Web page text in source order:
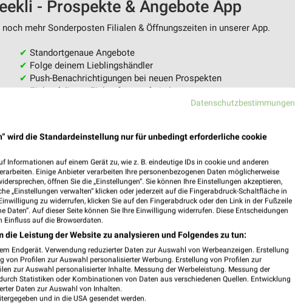
- Prospekte & Angebote App
noch mehr Sonderposten Filialen & Öffnungszeiten in unserer App.
✔ Standortgenaue Angebote
✔ Folge deinem Lieblingshändler
✔ Push-Benachrichtigungen bei neuen Prospekten
✔Einkaufsliste - Einkauf stressfrei planen
Datenschutzbestimmungen
wird die Standardeinstellung nur für unbedingt erforderliche cookie
Informationen auf einem Gerät zu, wie z. B. eindeutige IDs in cookie und anderen
Einige Anbieter verarbeiten Ihre personenbezogenen Daten möglicherweise
öffnen Sie die „Einstellungen“. Sie können Ihre Einstellungen akzeptieren,
„Einstellungen verwalten“ klicken oder jederzeit auf die Fingerabdruck-Schaltfläche in
zu widerrufen, klicken Sie auf den Fingerabdruck oder den Link in der Fußzeile
Daten“. Auf dieser Seite können Sie Ihre Einwilligung widerrufen. Diese Entscheidungen
Einfluss auf die Browserdaten.
die Leistung der Website zu analysieren und Folgendes zu tun:
Endgerät. Verwendung reduzierter Daten zur Auswahl von Werbeanzeigen. Erstellung
von Profilen zur Auswahl personalisierter Werbung. Erstellung von Profilen zur
zur Auswahl personalisierter Inhalte. Messung der Werbeleistung. Messung der
Statistiken oder Kombinationen von Daten aus verschiedenen Quellen. Entwicklung
Daten zur Auswahl von Inhalten.
und in die USA gesendet werden.